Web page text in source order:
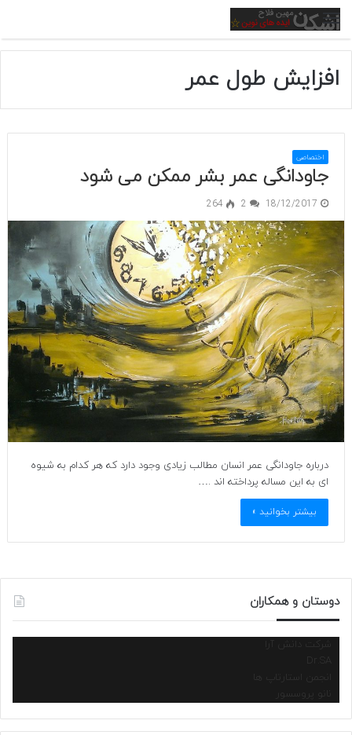
منو
افزایش طول عمر
اختصاصی
جاودانگی عمر بشر ممکن می شود
18/12/2017
2
264
درباره جاودانگی عمر انسان مطالب زیادی وجود دارد که هر کدام به شیوه
ای به این مساله پرداخته اند .…
بیشتر بخوانید »
دوستان و همکاران
شرکت دانش آرا
انجمن استارتاپ ها
نانو پروسسور